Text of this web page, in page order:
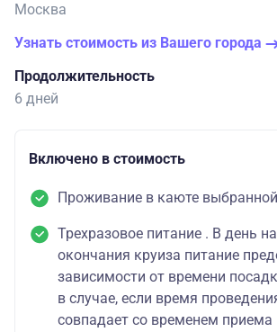
Москва
Узнать стоимость из Вашего города
Продолжительность
6 дней
Включено в стоимость
Проживание в каюте
Трехразовое питание . В день
окончания круиза питание
зависимости от времени
в случае, если время
совпадает со временем